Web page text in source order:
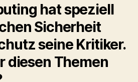
hat speziell
Sicherheit
seine Kritiker.
diesen Themen